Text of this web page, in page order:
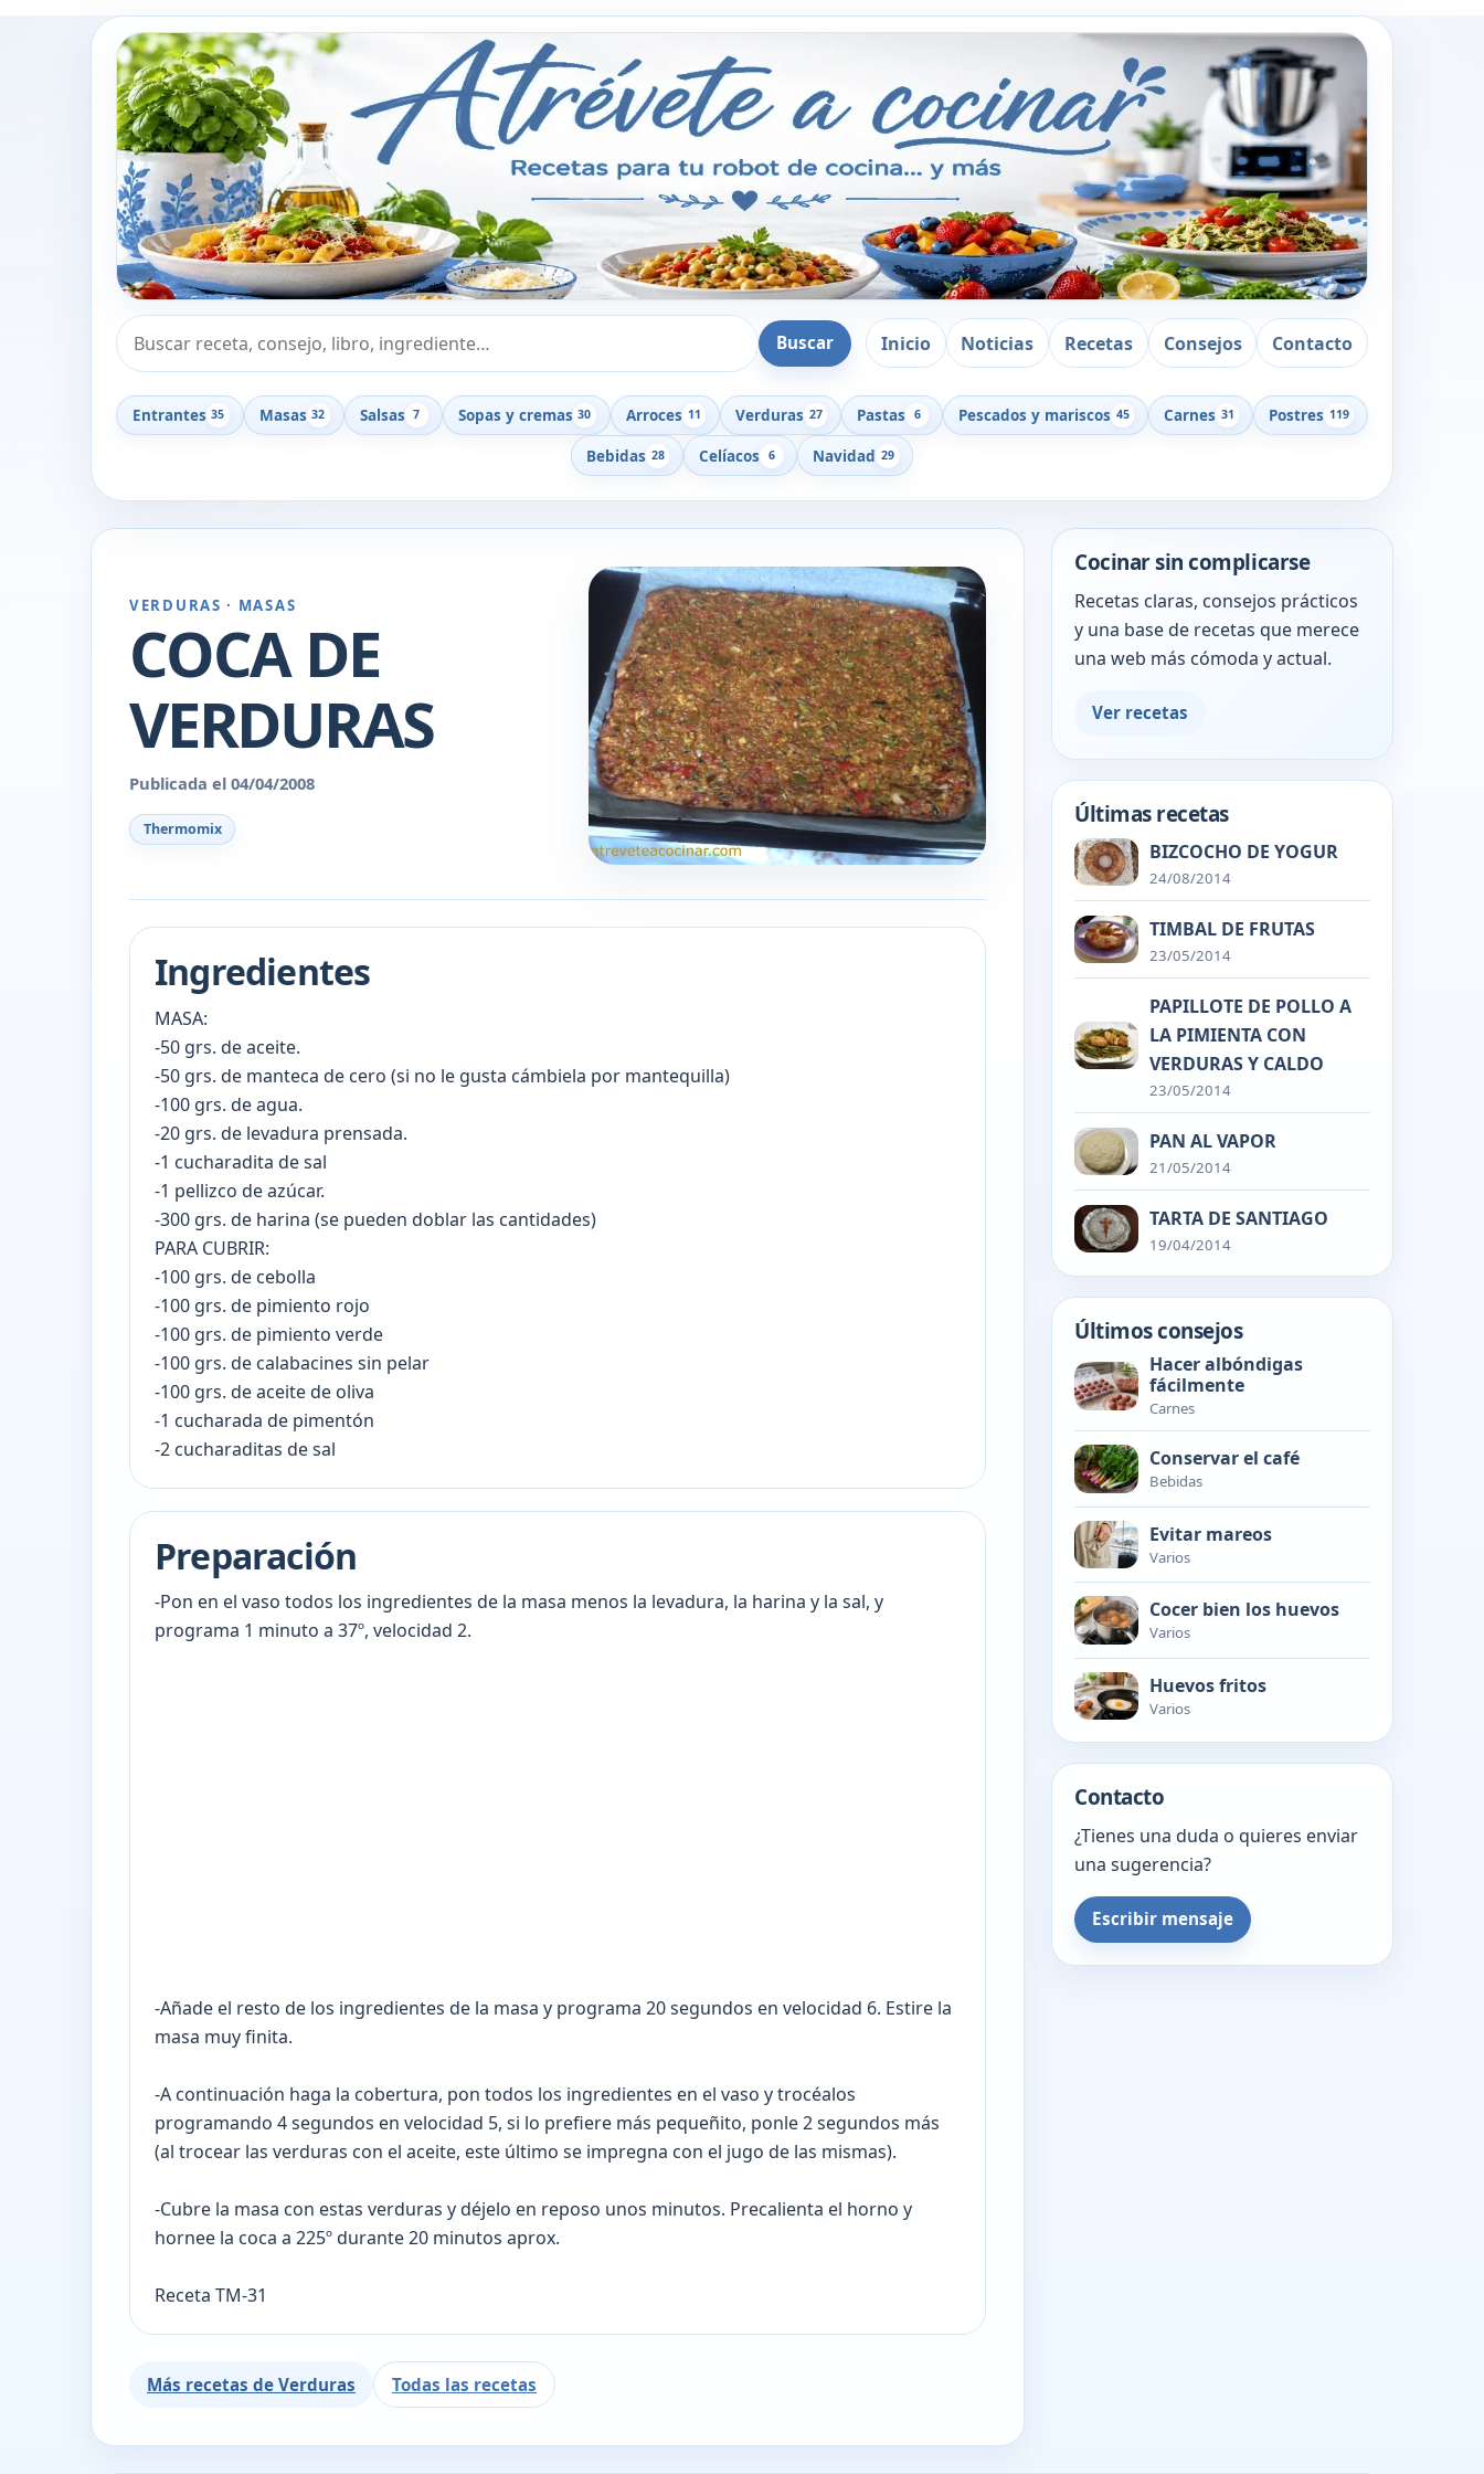
Buscar recetas, consejos o libros
Buscar Inicio Noticias Recetas Consejos Contacto
Entrantes 35 Masas 32 Salsas 7 Sopas y cremas 30 Arroces 11 Verduras 27 Pastas 6 Pescados y mariscos 45 Carnes 31 Postres 119
Bebidas 28 Celíacos 6 Navidad 29
VERDURAS · MASAS
COCA DE
VERDURAS
Publicada el 04/04/2008
Thermomix
Ingredientes
MASA:
-50 grs. de aceite.
-50 grs. de manteca de cero (si no le gusta cámbiela por mantequilla)
-100 grs. de agua.
-20 grs. de levadura prensada.
-1 cucharadita de sal
-1 pellizco de azúcar.
-300 grs. de harina (se pueden doblar las cantidades)
PARA CUBRIR:
-100 grs. de cebolla
-100 grs. de pimiento rojo
-100 grs. de pimiento verde
-100 grs. de calabacines sin pelar
-100 grs. de aceite de oliva
-1 cucharada de pimentón
-2 cucharaditas de sal
Preparación
-Pon en el vaso todos los ingredientes de la masa menos la levadura, la harina y la sal, y
programa 1 minuto a 37º, velocidad 2.
-Añade el resto de los ingredientes de la masa y programa 20 segundos en velocidad 6. Estire la
masa muy finita.
-A continuación haga la cobertura, pon todos los ingredientes en el vaso y trocéalos
programando 4 segundos en velocidad 5, si lo prefiere más pequeñito, ponle 2 segundos más
(al trocear las verduras con el aceite, este último se impregna con el jugo de las mismas).
-Cubre la masa con estas verduras y déjelo en reposo unos minutos. Precalienta el horno y
hornee la coca a 225º durante 20 minutos aprox.
Receta TM-31
Más recetas de Verduras Todas las recetas
Cocinar sin complicarse
Recetas claras, consejos prácticos
y una base de recetas que merece
una web más cómoda y actual.
Ver recetas
Últimas recetas
BIZCOCHO DE YOGUR
24/08/2014
TIMBAL DE FRUTAS
23/05/2014
PAPILLOTE DE POLLO A
LA PIMIENTA CON
VERDURAS Y CALDO
23/05/2014
PAN AL VAPOR
21/05/2014
TARTA DE SANTIAGO
19/04/2014
Últimos consejos
Hacer albóndigas
fácilmente
Carnes
Conservar el café
Bebidas
Evitar mareos
Varios
Cocer bien los huevos
Varios
Huevos fritos
Varios
Contacto
¿Tienes una duda o quieres enviar
una sugerencia?
Escribir mensaje